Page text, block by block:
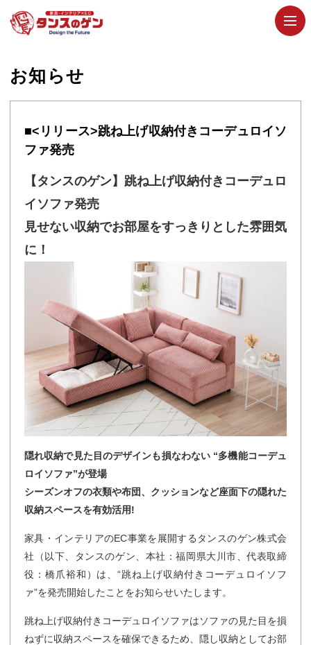
お知らせ
■<リリース>跳ね上げ収納付きコーデュロイソ
ファ発売
【タンスのゲン】跳ね上げ収納付きコーデュロ
イソファ発売
見せない収納でお部屋をすっきりとした雰囲気
に！
隠れ収納で見た目のデザインも損なわない “多機能コーデュ
ロイソファ”が登場
シーズンオフの衣類や布団、クッションなど座面下の隠れた
収納スペースを有効活用!
家具・インテリアのEC事業を展開するタンスのゲン株式会
社（以下、タンスのゲン、本社：福岡県大川市、代表取締
役：橋爪裕和）は、“跳ね上げ収納付きコーデュロイソフ
ァ”を発売開始したことをお知らせいたします。
跳ね上げ収納付きコーデュロイソファはソファの見た目を損
ねずに収納スペースを確保できるため、隠し収納としてお部